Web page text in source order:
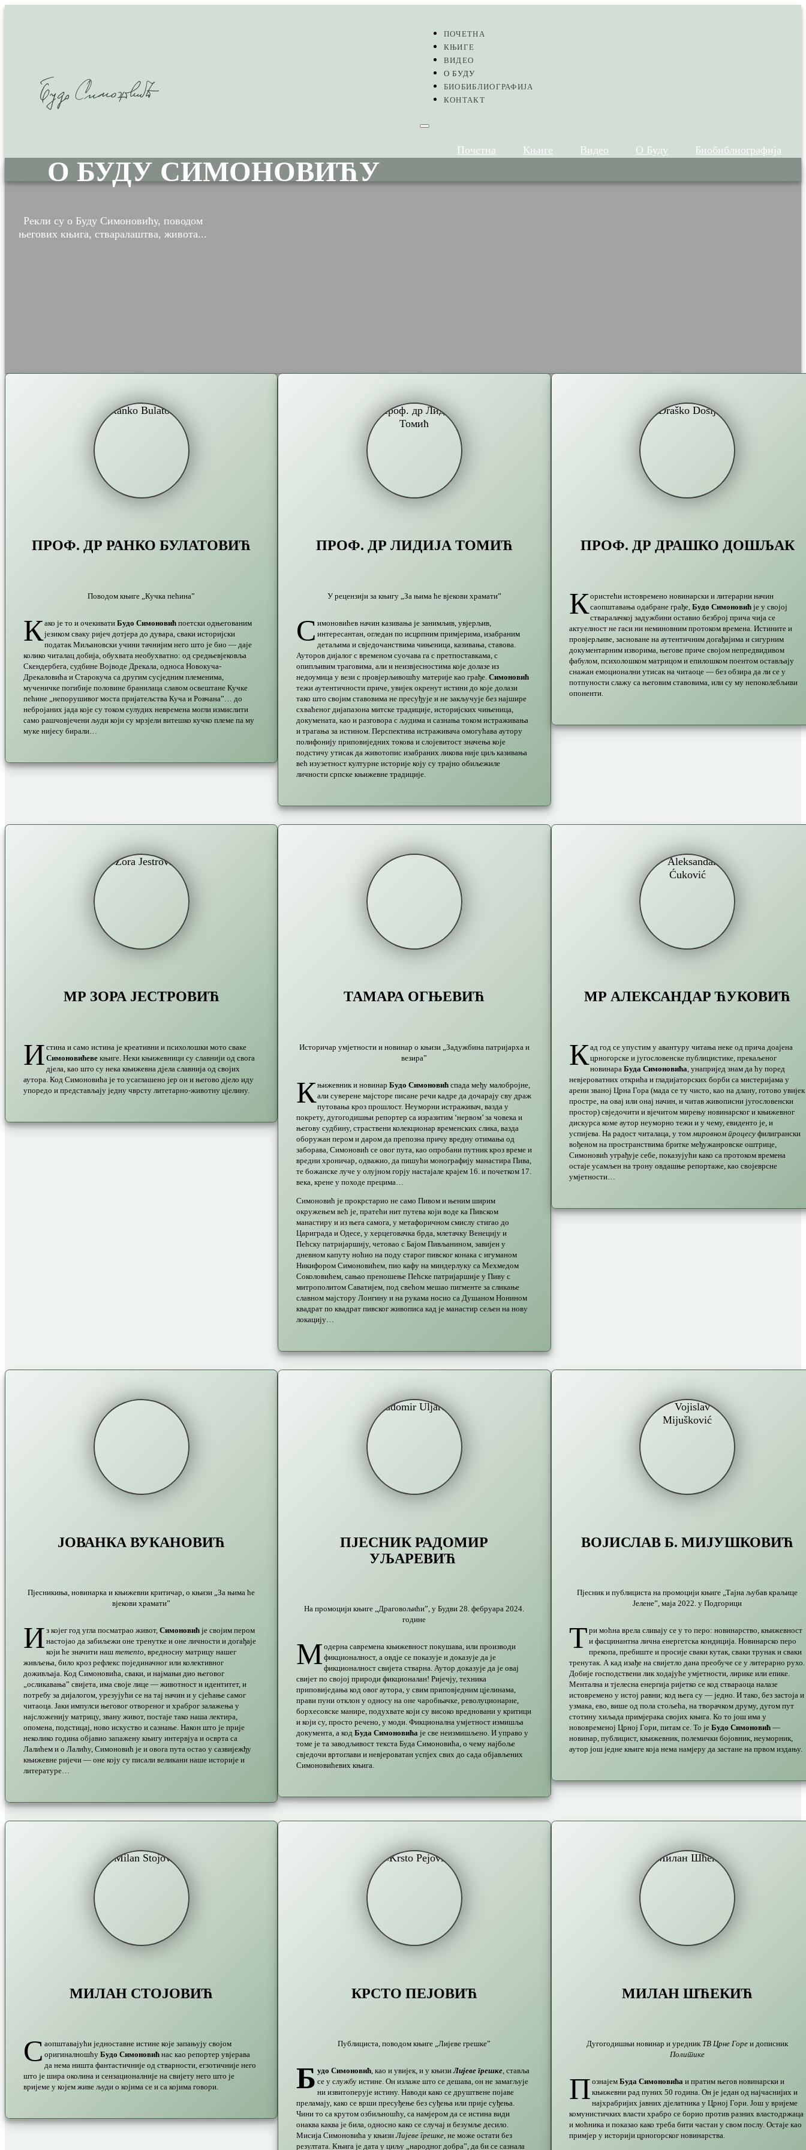
ПОЧЕТНА
КЊИГЕ
ВИДЕО
О БУДУ
БИОБИБЛИОГРАФИЈА
КОНТАКТ
Почетна Књиге Видео О Буду Биобиблиографија
О БУДУ СИМОНОВИЋУ
Рекли су о Буду Симоновићу, поводом
његових књига, стваралаштва, живота...
ПРОФ. ДР РАНКО БУЛАТОВИЋ
Поводом књиге „Кучка пећина”
Како је то и очекивати Будо Симоновићпоетски одњегованим
језиком сваку ријеч дотјера до дувара, сваки историјски
податак Миљановски учини тачнијим него што је био — даје
колико читалац добија, обухвата необухватно: од средњевјековља
Скендербега, судбине Војводе Дрекала, односа Новокуча-
Дрекаловића и Старокуча са другим сусједним племенима,
мученичке погибије половине бранилаца славом освештане Кучке
пећине „непорушивог моста пријатељства Куча и Ровчана”… до
небројаних јада које су током сулудих невремена могли измислити
само рашчовјечени људи који су мрзјели витешко кучко племе па му
муке нијесу бирали…
ПРОФ. ДР ЛИДИЈА ТОМИЋ
У рецензији за књигу „За њима ће вјекови храмати”
С имоновићев начин казивања је занимљив, увјерљив,
интересантан, огледан по исцрпним примјерима, изабраним
детаљима и свједочанствима чињеница, казивања, ставова.
Ауторов дијалог с временом суочава га с претпоставкама, с
опипљивим траговима, али и неизвјесностима које долазе из
недоумица у вези с провјерљивошћу материје као грађе.Симоновић
тежи аутентичности приче, увијек окренут истини до које долази
тако што својим ставовима не пресуђује и не закључује без најшире
схваћеног дијапазона митске традиције, историјских чињеница,
докумената, као и разговора с људима и сазнања током истраживања
и трагања за истином. Перспектива истраживача омогућава аутору
полифонију приповиједних токова и слојевитост значења које
подстичу утисак да животопис изабраних ликова није циљ казивања
већ изузетност културне историје коју су трајно обиљежиле
личности српске књижевне традиције.
ПРОФ. ДР ДРАШКО ДОШЉАК
Користећи истовремено новинарски и литерарни начин
саопштавања одабране грађе,Будо Симоновић је у својој
стваралачкој задужбини оставио безброј прича чија се
актуелност не гаси ни неминовним протоком времена. Истините и
провјерљиве, засноване на аутентичним догађајима и сигурним
документарним изворима, његове приче својом непредвидивом
фабулом, психолошком матрицом и епилошком поентом остављају
снажан емоционални утисак на читаоце — без обзира да ли се у
потпуности слажу са његовим ставовима, или су му непоколебљиви
опоненти.
МР ЗОРА ЈЕСТРОВИЋ
И стина и само истина је креативни и психолошки мото сваке
Симоновићевекњиге. Неки књижевници су славнији од свога
дјела, као што су нека књижевна дјела славнија од својих
аутора. Код Симоновића је то усаглашено јер он и његово дјело иду
упоредо и представљају једну чврсту литетарно-животну цјелину.
ТАМАРА ОГЊЕВИЋ
Историчар умјетности и новинар о књизи „Задужбина патријарха и
везира”
Књижевник и новинарБудо Симоновић спада међу малобројне,
али суверене мајсторе писане речи кадре да дочарају сву драж
путовања кроз прошлост. Неуморни истраживач, вазда у
покрету, дугогодишњи репортер са изразитим ‘нервом’ за човека и
његову судбину, страствени колекционар временских слика, вазда
оборужан пером и даром да препозна причу вредну отимања од
заборава, Симоновић се овог пута, као опробани путник кроз време и
вредни хроничар, одважио, да пишући монографију манастира Пива,
те божанске луче у олујном горју настајале крајем 16. и почетком 17.
века, крене у походе прецима…
Симоновић је прокрстарио не само Пивом и њеним ширим
окружењем већ је, пратећи нит путева који воде ка Пивском
манастиру и из њега самога, у метафоричном смислу стигао до
Цариграда и Одесе, у херцеговачка брда, млетачку Венецију и
Пећску патријаршију, четовао с Бајом Пивљанином, завијен у
дневном капуту ноћио на поду старог пивског конака с игуманом
Никифором Симоновићем, пио кафу на миндерлуку са Мехмедом
Соколовићем, сањао преношење Пећске патријаршије у Пиву с
митрополитом Саватијем, под свећом мешао пигменте за сликање
славном мајстору Лонгину и на рукама носио са Душаном Нонином
квадрат по квадрат пивског живописа кад је манастир сељен на нову
локацију…
МР АЛЕКСАНДАР ЋУКОВИЋ
Кад год се упустим у авантуру читања неке од прича доајена
црногорске и југословенске публицистике, прекаљеног
новинараБуда Симоновића , унапријед знам да ћу поред
невјероватних открића и гладијаторских борби са мистеријама у
арени званој Црна Гора (мада се ту чисто, као на длану, готово увијек
простре, на овај или онај начин, и читав живописни југословенски
простор) свједочити и вјечитом мирењу новинарског и књижевног
дискурса коме аутор неуморно тежи и у чему, евиденто је, и
успијева. На радост читалаца, у том мировном процесу филигрански
вођеном на пространствима бритке међужанровске оштрице,
Симоновић уграђује себе, показујући како са протоком времена
остаје усамљен на трону овдашње репортаже, као својеврсне
умјетности…
ЈОВАНКА ВУКАНОВИЋ
Пјесникиња, новинарка и књижевни критичар, о књизи „За њима ће
вјекови храмати”
И з којег год угла посматрао живот, Симоновићје својим пером
настојао да забиљежи оне тренутке и оне личности и догађаје
који ће значити наш memento , вредносну матрицу нашег
живљења, било кроз рефлекс појединачног или колективног
доживљаја. Код Симоновића, сваки, и најмањи дио његовог
„осликавања” свијета, има своје лице — животност и идентитет, и
потребу за дијалогом, урезујући се на тај начин и у сјећање самог
читаоца. Јаки импулси његовог отвореног и храброг залажења у
најсложенију матрицу, звану живот, постаје тако наша лектира,
опомена, подстицај, ново искуство и сазнање. Након што је прије
неколико година објавио запажену књигу интервјуа и осврта са
Лалићем и о Лалићу, Симоновић је и овога пута остао у сазвијежђу
књижевне ријечи — оне коју су писали великани наше историје и
литературе…
ПЈЕСНИК РАДОМИР
УЉАРЕВИЋ
На промоцији књиге „Драговољићи”, у Будви 28. фебруара 2024.
године
М одерна савремена књижевност покушава, или производи
фикционалност, а овдје се показује и доказује да је
фикционалност свијета стварна. Аутор доказује да је овај
свијет по својој природи фикционалан! Ријечју, техника
приповиједања код овог аутора, у свим приповједним цјелинама,
прави пуни отклон у односу на оне чаробњачке, револуционарне,
борхесовске манире, подухвате који су високо вредновани у критици
и који су, просто речено, у моди. Фикционална умјетност измишља
документа, а кодБуда Симоновића је све неизмишљено. И управо у
томе је та заводљивост текста Буда Симоновића, о чему најбоље
свједочи вртоглави и невјероватан успјех свих до сада објављених
Симоновићевих књига.
ВОЈИСЛАВ Б. МИЈУШКОВИЋ
Пјесник и публициста на промоцији књиге „Тајна љубав краљице
Јелене”, маја 2022. у Подгорици
Т ри моћна врела сливају се у то перо: новинарство, књижевност
и фасцинантна лична енергетска кондиција. Новинарско перо
прекопа, пребиште и просије сваки кутак, сваки трунак и сваки
тренутак. А кад изађе на свијетло дана преобуче се у литерарно рухо.
Добије господствени лик ходајуће умјетнoсти, лирике или епике.
Ментална и тјелесна енергија ријетко се код ствараоца налазе
истовремено у истој равни; код њега су — једно. И тако, без застоја и
узмака, ево, више од пола стољећа, на творачком друму, дугом пут
стотину хиљада примјерака својих књига. Ко то још има у
нововременој Црној Гори, питам се. То јеБудо Симоновић —
новинар, публицист, књижевник, полемички бојовник, неуморник,
аутор још једне књиге која нема намјеру да застане на првом издању.
МИЛАН СТОЈОВИЋ
С аопштавајући једноставне истине које запањују својом
оригиналношћу Будо Симоновићнас као репортер увјерава
да нема ништа фантастичније од стварности, егзотичније него
што је шира околина и сензационалније на свијету него што је
вријеме у којем живе људи о којима се и са којима говори.
КРСТО ПЕЈОВИЋ
Публициста, поводом књиге „Лијеве грешке”
Б удо Симоновић , као и увијек, и у књизиЛијеве грешке , ставља
се у службу истине. Он излаже што се дешава, он не замагљује
ни извитоперује истину. Наводи како се друштвене појаве
преламају, како се врши пресуђење без суђења или прије суђења.
Чини то са крутом озбиљношћу, са намјером да се истина види
онаква каква је била, односно како се случај и безумље десило.
Мисија Симоновића у књизиЛијеве грешке , не може остати без
резултата. Књига је дата у циљу „народног добра”, да би се сазнала
МИЛАН ШЋЕКИЋ
Дугогодишњи новинар и уредник ТВ Црне Горе и дописник
Политике
П ознајемБуда Симоновића и пратим његов новинарски и
књижевни рад пуних 50 година. Он је један од најчаснијих и
најхрабријих јавних дјелатника у Црној Гори. Још у вријеме
комунистичких власти храбро се борио против разних властодржаца
и моћника и показао како треба бити частан у свом послу. Остаје као
примјер у историји црногорског новинарства.